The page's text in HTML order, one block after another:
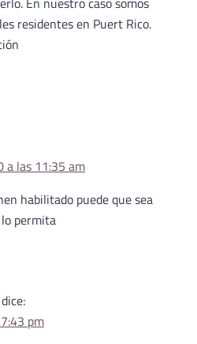
residentes en Puert Rico.
a las 11:35 am
habilitado puede que sea
permita
dice:
pm